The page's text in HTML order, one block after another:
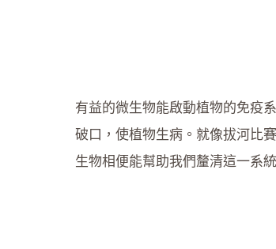
有益的微生物能啟動植物的免疫
破口，使植物生病。就像拔河比
生物相便能幫助我們釐清這一系